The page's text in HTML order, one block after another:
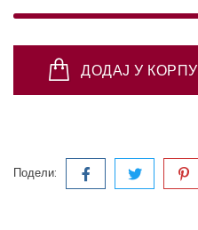
ДОДАЈ У КОРПУ
Подели: